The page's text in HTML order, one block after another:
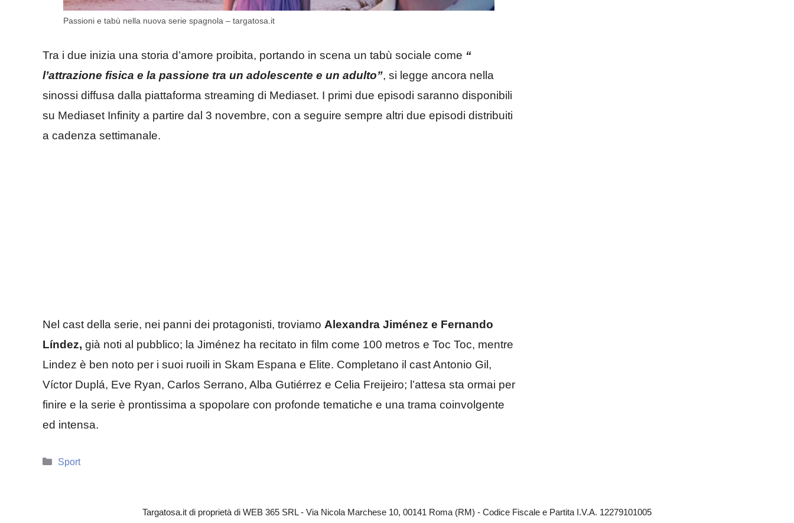
Passioni e tabù nella nuova serie spagnola – targatosa.it
Tra i due inizia una storia d’amore proibita, portando in scena un tabù sociale come “
l’attrazione fisica e la passione tra un adolescente e un adulto”, si legge ancora nella
sinossi diffusa dalla piattaforma streaming di Mediaset. I primi due episodi saranno disponibili
su Mediaset Infinity a partire dal 3 novembre, con a seguire sempre altri due episodi distribuiti
a cadenza settimanale.
Nel cast della serie, nei panni dei protagonisti, troviamo Alexandra Jiménez e Fernando
Líndez, già noti al pubblico; la Jiménez ha recitato in film come 100 metros e Toc Toc, mentre
Lindez è ben noto per i suoi ruoili in Skam Espana e Elite. Completano il castAntonio Gil,
Víctor Duplá, Eve Ryan, Carlos Serrano, Alba Gutiérrez e Celia Freijeiro; l’attesa sta ormai per
finire e la serie è prontissima a spopolare con profonde tematiche e una trama coinvolgente
ed intensa.
Categorie
Sport
Targatosa.it di proprietà di WEB 365 SRL - Via Nicola Marchese 10, 00141 Roma (RM) - Codice Fiscale e Partita I.V.A. 12279101005